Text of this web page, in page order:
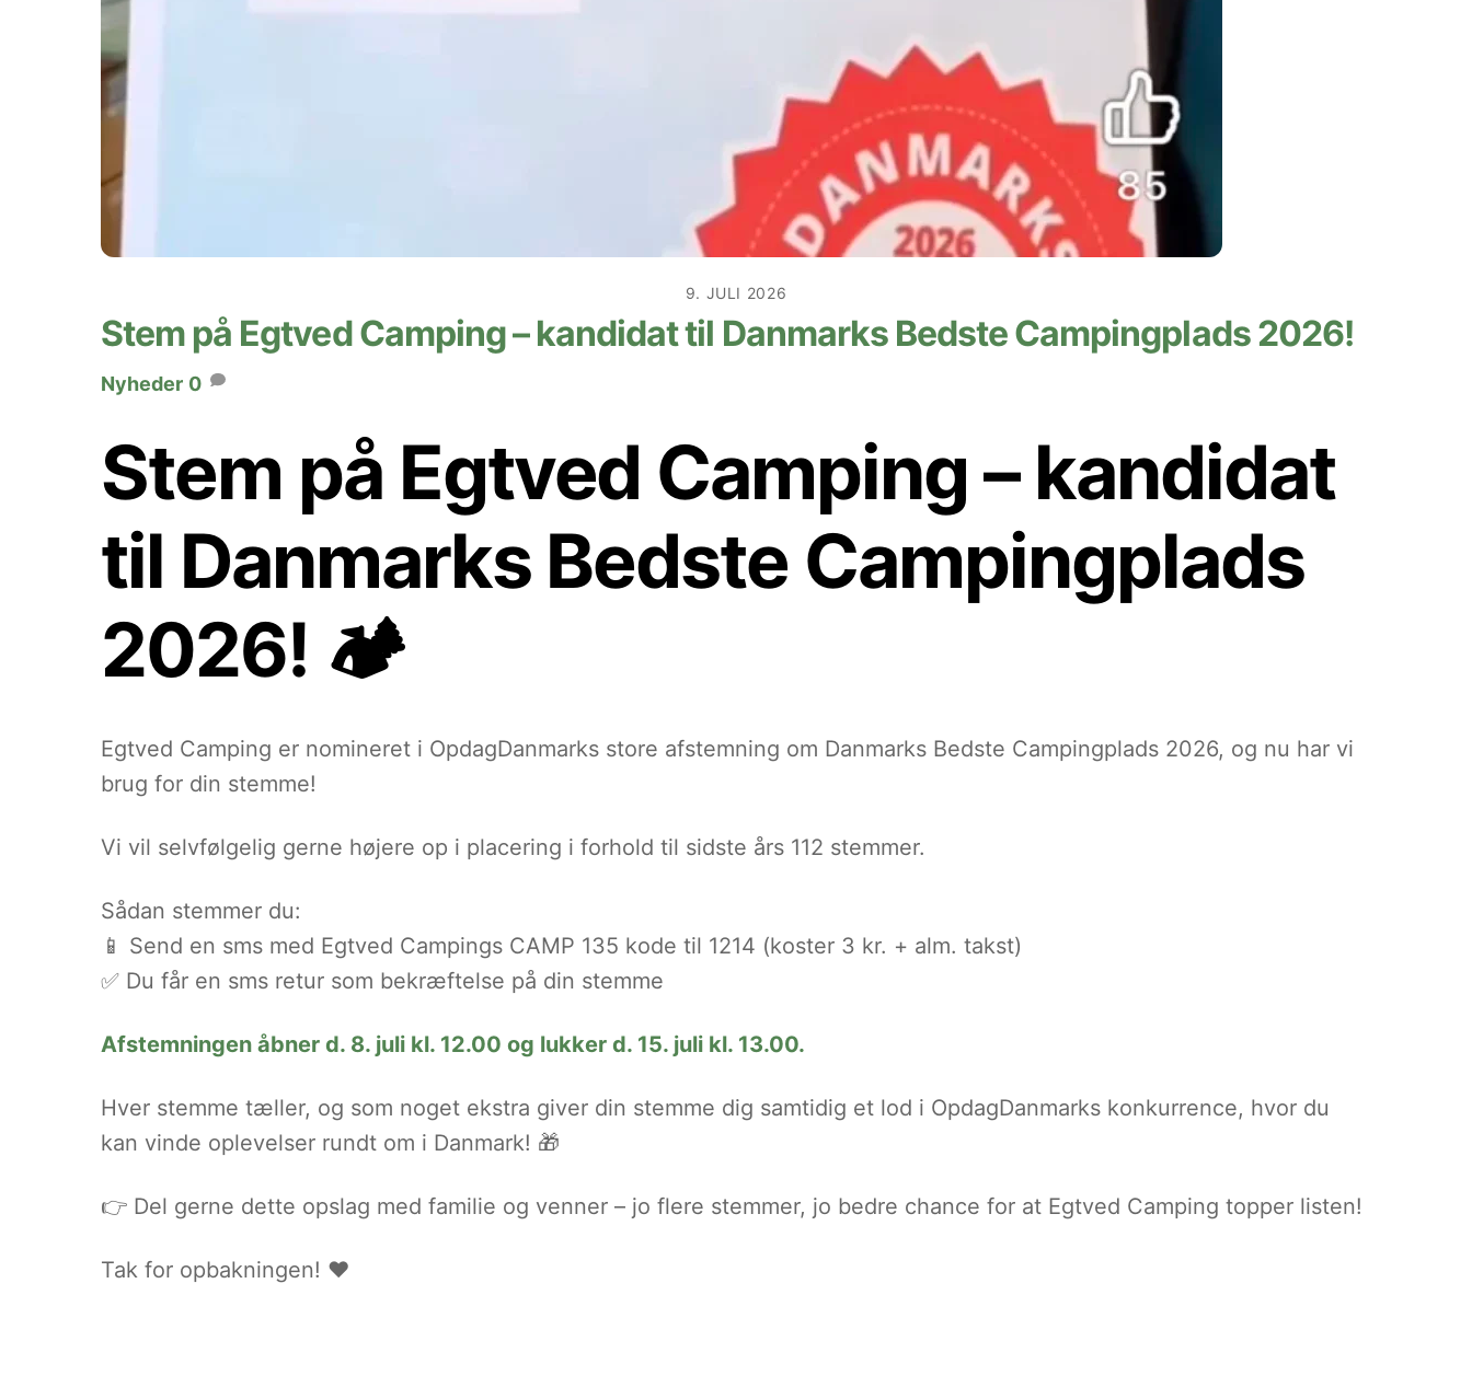
9. JULI 2026
Stem på Egtved Camping – kandidat til Danmarks Bedste Campingplads 2026!
Nyheder 0
Stem på Egtved Camping – kandidat
til Danmarks Bedste Campingplads
2026! 🏕️
Egtved Camping er nomineret i OpdagDanmarks store afstemning om Danmarks Bedste Campingplads 2026, og nu har vi
brug for din stemme!
Vi vil selvfølgelig gerne højere op i placering i forhold til sidste års 112 stemmer.
Sådan stemmer du:
📱 Send en sms med Egtved Campings CAMP 135 kode til 1214 (koster 3 kr. + alm. takst)
✅ Du får en sms retur som bekræftelse på din stemme
Afstemningen åbner d. 8. juli kl. 12.00 og lukker d. 15. juli kl. 13.00.
Hver stemme tæller, og som noget ekstra giver din stemme dig samtidig et lod i OpdagDanmarks konkurrence, hvor du
kan vinde oplevelser rundt om i Danmark! 🎁
👉 Del gerne dette opslag med familie og venner – jo flere stemmer, jo bedre chance for at Egtved Camping topper listen!
Tak for opbakningen! ❤️